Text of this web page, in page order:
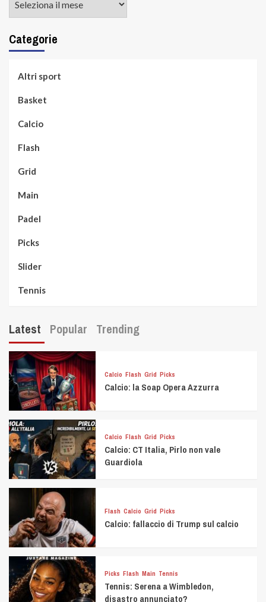
Categorie
Altri sport
Basket
Calcio
Flash
Grid
Main
Padel
Picks
Slider
Tennis
Latest Popular Trending
Calcio Flash Grid Picks
Calcio: la Soap Opera Azzurra
Calcio Flash Grid Picks
Calcio: CT Italia, Pirlo non vale
Guardiola
Flash Calcio Grid Picks
Calcio: fallaccio di Trump sul calcio
Picks Flash Main Tennis
Tennis: Serena a Wimbledon,
disastro annunciato?